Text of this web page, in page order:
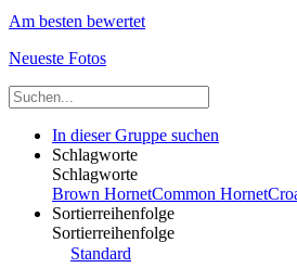
Am besten bewertet
Neueste Fotos
In dieser Gruppe suchen
Schlagworte
Schlagworte
Brown HornetCommon Hornet
Sortierreihenfolge
Sortierreihenfolge
Standard